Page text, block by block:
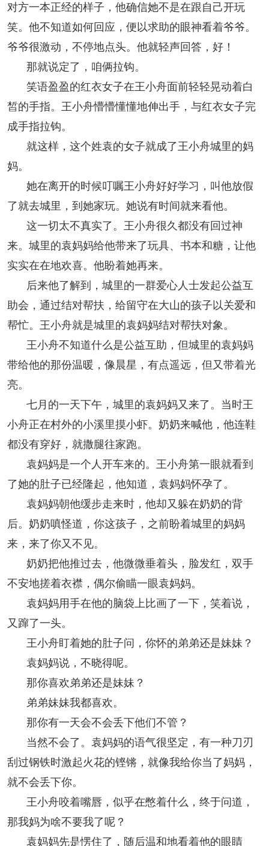
对方一本正经的样子，他确信她不是在跟自己开玩
笑。他不知道如何回应，便以求助的眼神看着爷爷。
爷爷很激动，不停地点头。他就轻声回答，好！
那就说定了，咱俩拉钩。
笑语盈盈的红衣女子在王小舟面前轻轻晃动着白
皙的手指。王小舟懵懵懂懂地伸出手，与红衣女子完
成手指拉钩。
就这样，这个姓袁的女子就成了王小舟城里的妈
妈。
她在离开的时候叮嘱王小舟好好学习，叫他放假
了就去城里，到她家玩。她说有时间就来看他。
这一切太不真实了。王小舟很久都没有回过神
来。城里的袁妈妈给他带来了玩具、书本和糖，让他
实实在在地欢喜。他盼着她再来。
后来他了解到，城里的一群爱心人士发起公益互
助会，通过结对帮扶，给留守在大山的孩子以关爱和
帮忙。王小舟就是城里的袁妈妈结对帮扶对象。
王小舟不知道什么是公益互助，但城里的袁妈妈
带给他的那份温暖，像晨星，有点遥远，但又带着光
亮。
七月的一天下午，城里的袁妈妈又来了。当时王
小舟正在村外的小溪里摸小虾。奶奶来喊他，他连鞋
都没有穿好，就撒腿往家跑。
袁妈妈是一个人开车来的。王小舟第一眼就看到
了她的肚子已经隆起，他知道，袁妈妈怀孕了。
袁妈妈朝他缓步走来时，他却又躲在奶奶的背
后。奶奶嗔怪道，你这孩子，之前盼着城里的妈妈
来，来了你又不见。
奶奶把他推过去，他微微垂着头，脸发红，双手
不安地搓着衣襟，偶尔偷瞄一眼袁妈妈。
袁妈妈用手在他的脑袋上比画了一下，笑着说，
又蹿了一头。
王小舟盯着她的肚子问，你怀的弟弟还是妹妹？
袁妈妈说，不晓得呢。
那你喜欢弟弟还是妹妹？
弟弟妹妹我都喜欢。
那你有一天会不会丢下他们不管？
当然不会了。袁妈妈的语气很坚定，有一种刀刃
刮过钢铁时激起火花的铿锵，就像我给你当了妈妈，
就不会丢下你。
王小舟咬着嘴唇，似乎在憋着什么，终于问道，
那我妈为啥不要我了呢？
袁妈妈先是愣住了，随后温和地看着他的眼睛